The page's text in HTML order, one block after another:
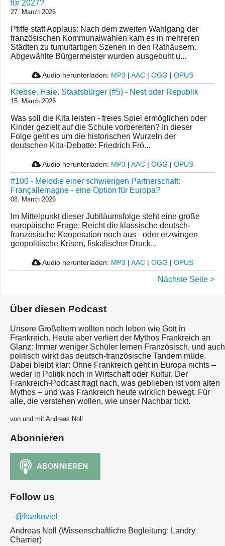
für 2027?
27. March 2026
Pfiffe statt Applaus: Nach dem zweiten Wahlgang der
französischen Kommunalwahlen kam es in mehreren
Städten zu tumultartigen Szenen in den Rathäusern.
Abgewählte Bürgermeister wurden ausgebuht u...
Audio herunterladen: MP3 | AAC | OGG | OPUS
Krebse. Haie. Staatsbürger (#5) - Nest oder Republik
15. March 2026
Was soll die Kita leisten - freies Spiel ermöglichen oder
Kinder gezielt auf die Schule vorbereiten? In dieser
Folge geht es um die historischen Wurzeln der
deutschen Kita-Debatte: Friedrich Frö...
Audio herunterladen: MP3 | AAC | OGG | OPUS
#100 - Melodie einer schwierigen Partnerschaft:
Françallemagne - eine Option für Europa?
08. March 2026
Im Mittelpunkt dieser Jubiläumsfolge steht eine große
europäische Frage: Reicht die klassische deutsch-
französische Kooperation noch aus - oder erzwingen
geopolitische Krisen, fiskalischer Druck...
Audio herunterladen: MP3 | AAC | OGG | OPUS
Nächste Seite >
Über diesen Podcast
Unsere Großeltern wollten noch leben wie Gott in
Frankreich. Heute aber verliert der Mythos Frankreich an
Glanz: Immer weniger Schüler lernen Französisch, und auch
politisch wirkt das deutsch-französische Tandem müde.
Dabei bleibt klar: Ohne Frankreich geht in Europa nichts –
weder in Politik noch in Wirtschaft oder Kultur. Der
Frankreich-Podcast fragt nach, was geblieben ist vom alten
Mythos – und was Frankreich heute wirklich bewegt. Für
alle, die verstehen wollen, wie unser Nachbar tickt.
von und mit Andreas Noll
Abonnieren
Follow us
@frankoviel
Andreas Noll (Wissenschaftliche Begleitung: Landry
Charrier)